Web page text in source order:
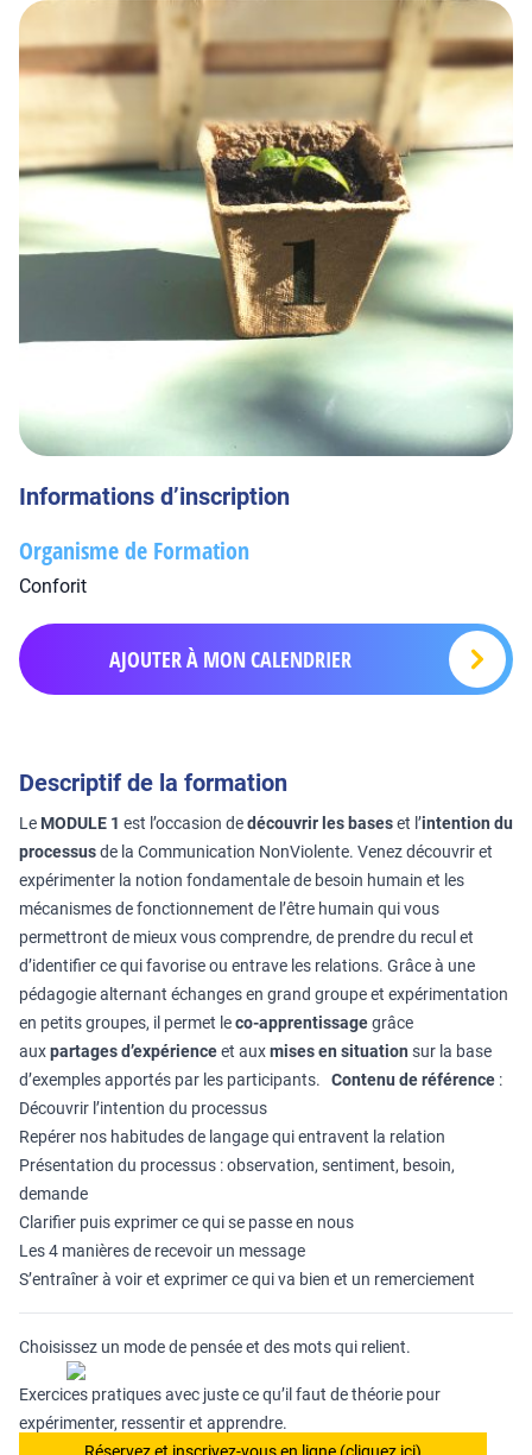
Informations d’inscription
Organisme de Formation
Conforit
AJOUTER À MON CALENDRIER
Descriptif de la formation
Le MODULE 1 est l’occasion dedécouvrir les baseset l’intention du
processusde la Communication NonViolente. Venez découvrir et
expérimenter la notion fondamentale de besoin humain et les
mécanismes de fonctionnement de l’être humain qui vous
permettront de mieux vous comprendre, de prendre du recul et
d’identifier ce qui favorise ou entrave les relations. Grâce à une
pédagogie alternant échanges en grand groupe et expérimentation
en petits groupes, il permet leco-apprentissagegrâce
auxpartages d’expérienceet auxmises en situation sur la base
d’exemples apportés par les participants. Contenu de référence :
Découvrir l’intention du processus
Repérer nos habitudes de langage qui entravent la relation
Présentation du processus : observation, sentiment, besoin,
demande
Clarifier puis exprimer ce qui se passe en nous
Les 4 manières de recevoir un message
S’entraîner à voir et exprimer ce qui va bien et un remerciement
Choisissez un mode de pensée et des mots qui relient.
Exercices pratiques avec juste ce qu’il faut de théorie pour
expérimenter, ressentir et apprendre.